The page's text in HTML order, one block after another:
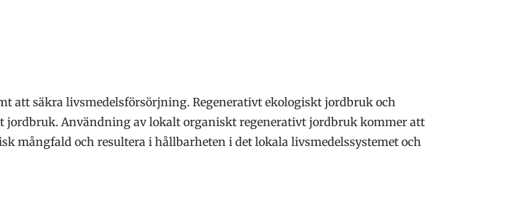
att säkra livsmedelsförsörjning. Regenerativt ekologiskt jordbruk och
Användning av lokalt organiskt regenerativt jordbruk kommer att
mångfald och resultera i hållbarheten i det lokala livsmedelssystemet och